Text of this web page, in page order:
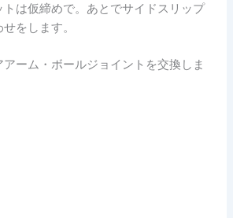
は仮締めで。あとでサイドスリップ
をします。
ーム・ボールジョイントを交換しま